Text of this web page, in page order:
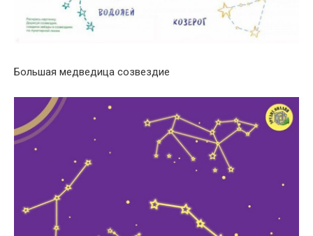
Большая медведица созвездие